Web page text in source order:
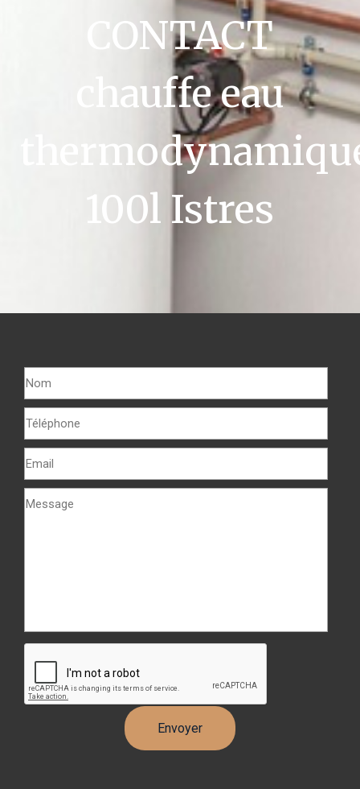
CONTACT
chauffe eau
100l Istres